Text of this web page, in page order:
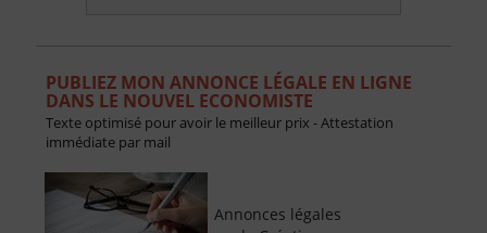
PUBLIEZ MON ANNONCE LÉGALE EN LIGNE
DANS LE NOUVEL ECONOMISTE
Texte optimisé pour avoir le meilleur prix - Attestation
immédiate par mail
Annonces légales